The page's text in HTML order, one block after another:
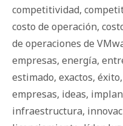
competitividad,
costo de operación,
de operaciones de
empresas, energía,
estimado, exactos, éxito,
empresas, ideas,
infraestructura,